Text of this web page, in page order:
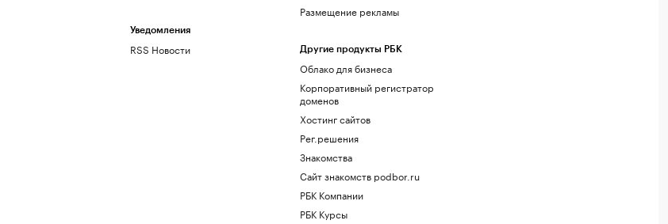
Уведомления
RSS Новости
Размещение рекламы
Другие продукты РБК
Облако для бизнеса
Корпоративный регистратор
доменов
Хостинг сайтов
Рег.решения
Знакомства
Сайт знакомств podbor.ru
РБК Компании
РБК Курсы